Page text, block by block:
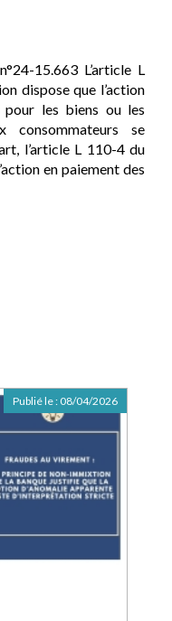
15.663 L’article L
dispose que l’action
pour les biens ou les
consommateurs se
l’article L 110-4 du
en paiement des
Publié le : 08/04/2026